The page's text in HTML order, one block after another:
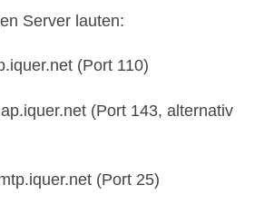
Server lauten:
(Port 110)
(Port 143, alternativ
(Port 25)